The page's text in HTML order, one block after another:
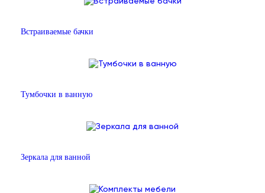
Встраиваемые бачки
Тумбочки в ванную
Зеркала для ванной